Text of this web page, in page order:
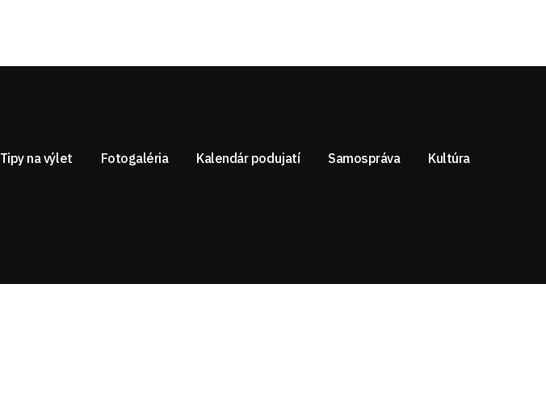
Tipy na výlet Fotogaléria Kalendár podujatí Samospráva Kultúra